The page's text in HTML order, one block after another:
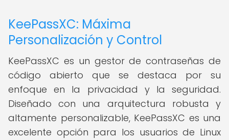
KeePassXC: Máxima
Personalización y Control
KeePassXC es un gestor de contraseñas de
código abierto que se destaca por su
enfoque en la privacidad y la seguridad.
Diseñado con una arquitectura robusta y
altamente personalizable, KeePassXC es una
excelente opción para los usuarios de Linux